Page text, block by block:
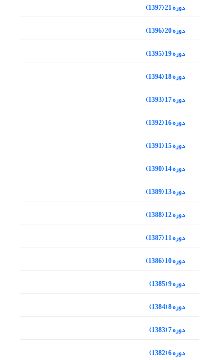
دوره 21 (1397)
دوره 20 (1396)
دوره 19 (1395)
دوره 18 (1394)
دوره 17 (1393)
دوره 16 (1392)
دوره 15 (1391)
دوره 14 (1390)
دوره 13 (1389)
دوره 12 (1388)
دوره 11 (1387)
دوره 10 (1386)
دوره 9 (1385)
دوره 8 (1384)
دوره 7 (1383)
دوره 6 (1382)